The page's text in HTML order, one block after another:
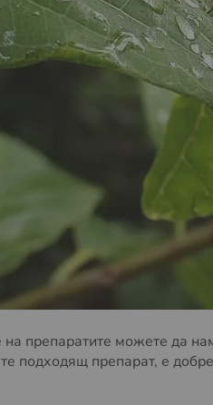
препаратите можете да
подходящ препарат, е